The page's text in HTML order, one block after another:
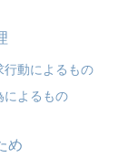
行動によるもの
によるもの
め